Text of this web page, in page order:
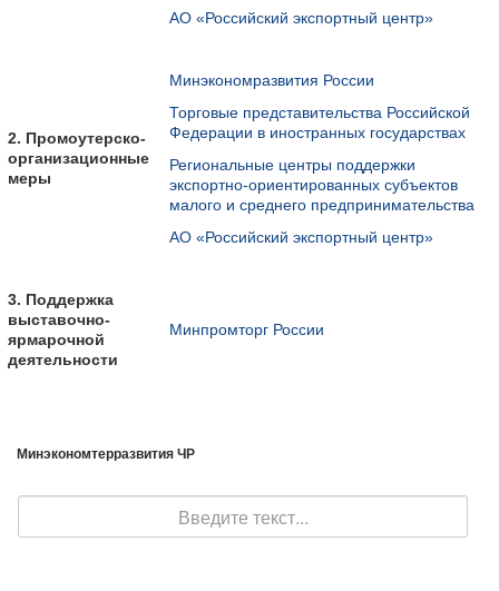
АО «Российский экспортный центр»
2. Промоутерско-
организационные
меры
Минэкономразвития России
Торговые представительства Российской
Федерации в иностранных государствах
Региональные центры поддержки
экспортно-ориентированных субъектов
малого и среднего предпринимательства
АО «Российский экспортный центр»
3. Поддержка
выставочно-
ярмарочной
деятельности
Минпромторг России
Минэкономтерразвития ЧР